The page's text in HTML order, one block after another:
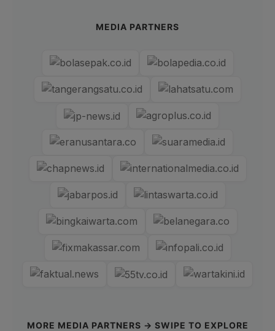
MEDIA PARTNERS
MORE MEDIA PARTNERS → SWIPE TO EXPLORE